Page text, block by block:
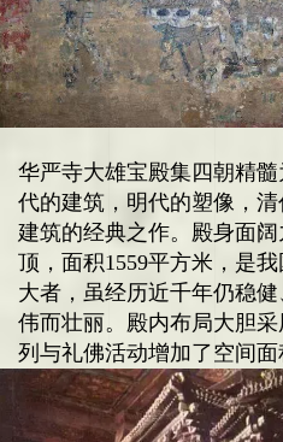
华严寺大雄宝殿集四朝精
代的建筑，明代的塑像，
建筑的经典之作。殿身面
顶，面积1559平方米，是
大者，虽经历近千年仍稳
伟而壮丽。殿内布局大胆
列与礼佛活动增加了空间面